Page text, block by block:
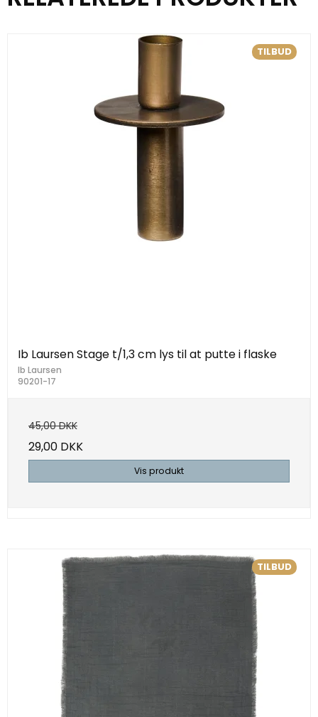
TILBUD
Ib Laursen Stage t/1,3 cm lys til at putte i flaske
Ib Laursen
90201-17
45,00 DKK
29,00 DKK
Vis produkt
TILBUD